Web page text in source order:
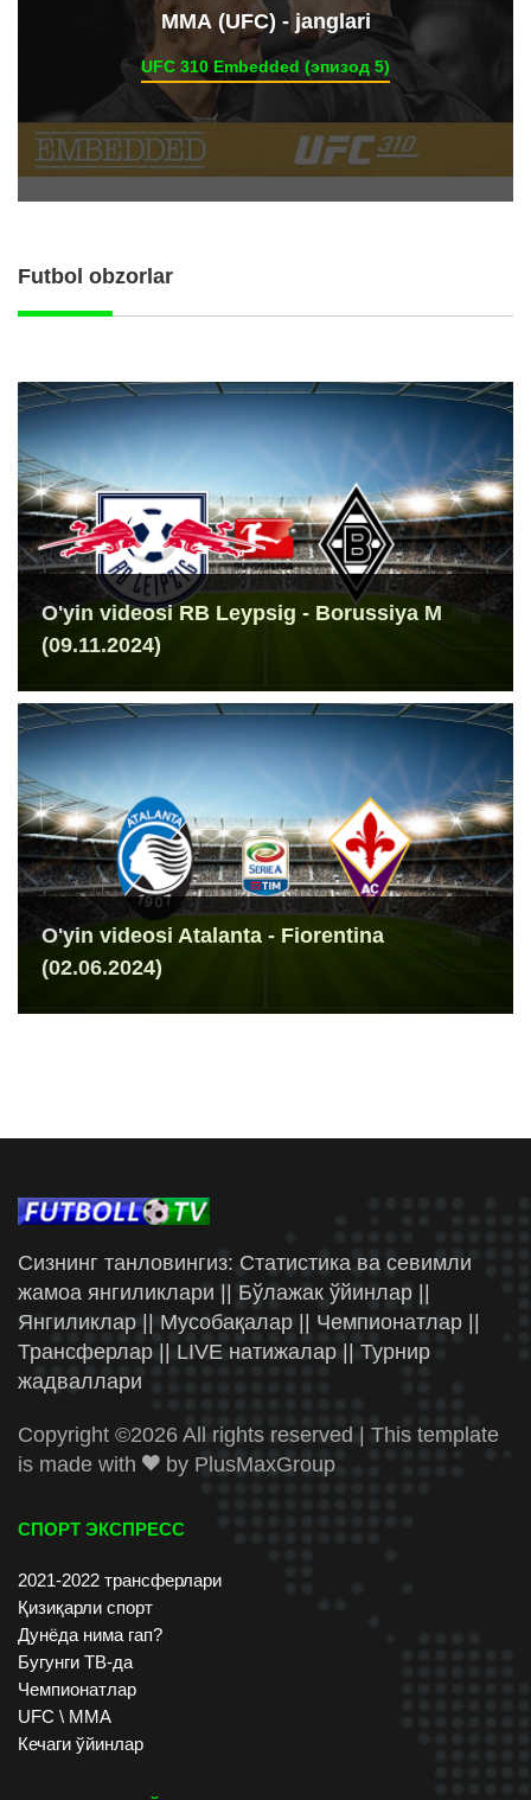
ММА (UFC) - janglari
UFC 310 Embedded (эпизод 5)
Futbol obzorlar
O'yin videosi RB Leypsig - Borussiya M
(09.11.2024)
O'yin videosi Atalanta - Fiorentina
(02.06.2024)
Сизнинг танловингиз: Статистика ва севимли
жамоа янгиликлари || Бўлажак ўйинлар ||
Янгиликлар || Мусобақалар || Чемпионатлар ||
Трансферлар || LIVE натижалар || Турнир
жадваллари
Copyright ©2026 All rights reserved | This template
is made with
by PlusMaxGroup
СПОРТ ЭКСПРЕСС
2021-2022 трансферлари
Қизиқарли спорт
Дунёда нима гап?
Бугунги ТВ-да
Чемпионатлар
UFC \ ММА
Кечаги ўйинлар